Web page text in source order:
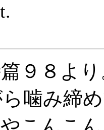
９８よ
噛み締